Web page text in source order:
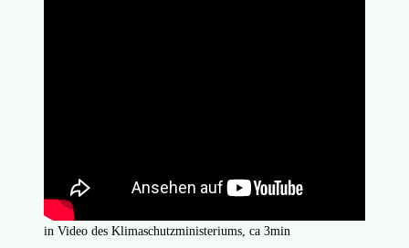
in Video des Klimaschutzministeriums, ca 3min